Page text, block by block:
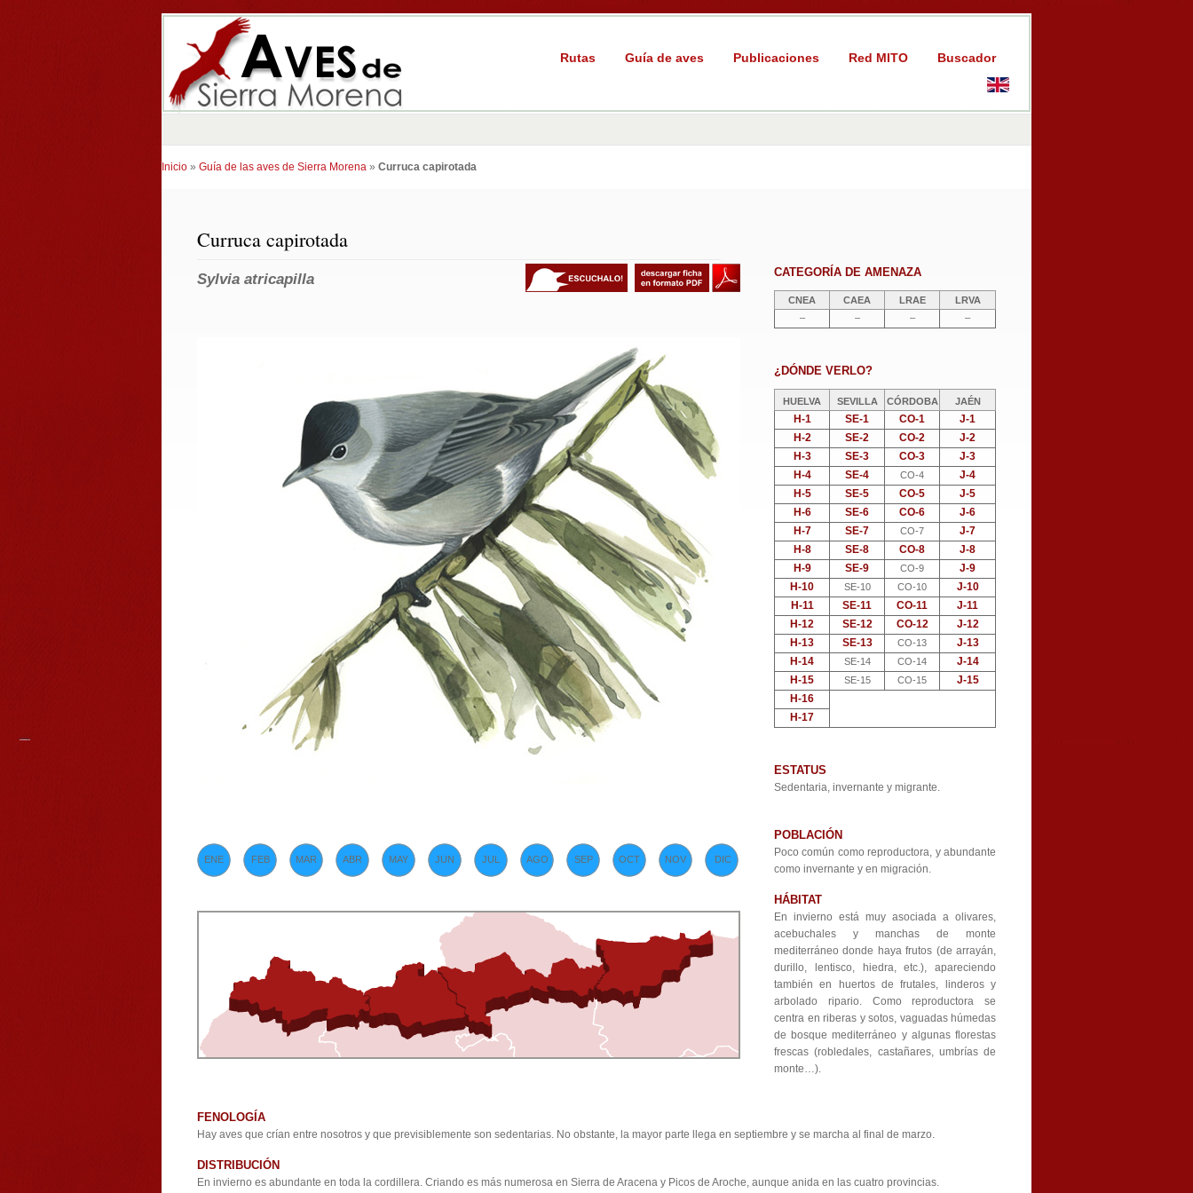
Rutas Guía de aves Publicaciones Red MITO Buscador
Inicio » Guía de las aves de Sierra Morena » Curruca capirotada
Curruca capirotada
Sylvia atricapilla
ENE FEB MAR ABR MAY JUN JUL AGO SEP OCT NOV DIC
CATEGORÍA DE AMENAZA
CNEA CAEA LRAE
LRVA
–
– – –
¿DÓNDE VERLO?
HUELVA SEVILLA CÓRDOBA JAÉN
H-1 SE-1 CO-1
J-1
H-2
SE-2 CO-2
J-2
H-3
SE-3 CO-3
J-3
H-4
SE-4 CO-4
J-4
H-5
SE-5 CO-5
J-5
H-6
SE-6 CO-6
J-6
H-7
SE-7 CO-7
J-7
H-8
SE-8 CO-8
J-8
H-9
SE-9 CO-9
J-9
H-10
SE-10 CO-10
J-10
H-11
SE-11 CO-11
J-11
H-12
SE-12 CO-12
J-12
H-13
SE-13 CO-13
J-13
H-14
SE-14 CO-14
J-14
H-15
SE-15 CO-15
J-15
H-16
H-17
ESTATUS
Sedentaria, invernante y migrante.
POBLACIÓN
Poco común como reproductora, y abundante
como invernante y en migración.
HÁBITAT
En invierno está muy asociada a olivares,
acebuchales y manchas de monte
mediterráneo donde haya frutos (de arrayán,
durillo, lentisco, hiedra, etc.), apareciendo
también en huertos de frutales, linderos y
arbolado ripario. Como reproductora se
centra en riberas y sotos, vaguadas húmedas
de bosque mediterráneo y algunas florestas
frescas (robledales, castañares, umbrías de
monte…).
FENOLOGÍA
Hay aves que crían entre nosotros y que previsiblemente son sedentarias. No obstante, la mayor parte llega en septiembre y se marcha al final de marzo.
DISTRIBUCIÓN
En invierno es abundante en toda la cordillera. Criando es más numerosa en Sierra de Aracena y Picos de Aroche, aunque anida en las cuatro provincias.